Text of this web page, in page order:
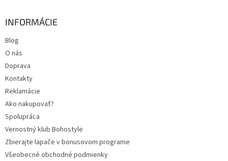
INFORMÁCIE
Blog
O nás
Doprava
Kontakty
Reklamácie
Ako nakupovať?
Spolupráca
Vernostný klub Bohostyle
Zbierajte lapače v bonusovom programe
Všeobecné obchodné podmienky